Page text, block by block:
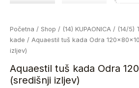
Početna / Shop / (14) KUPAONICA / (14/5)
kade / Aquaestil tuš kada Odra
izljev)
Aquaestil tuš kada Odra
(središnji izljev)
Aquaestil
tuš
kada
120x80x10
(središnji